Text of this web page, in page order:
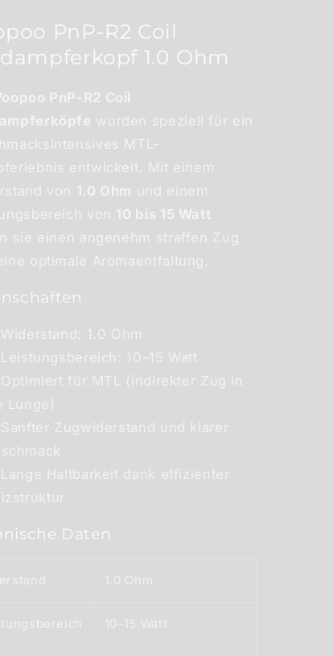
PnP-R2 Coil
1.0 Ohm
PnP-R2 Coil
wurden speziell für ein
MTL-
entwickelt. Mit einem
von 1.0 Ohm und einem
von 10 bis 15 Watt
sie einen angenehm straffen Zug
optimale Aromaentfaltung.
Widerstand: 1.0 Ohm
Leistungsbereich: 10–15 Watt
Optimiert für MTL (indirekter Zug in
Lunge)
Sanfter Zugwiderstand und klarer
Lange Haltbarkeit dank effizienter
Daten
1.0 Ohm
10–15 Watt